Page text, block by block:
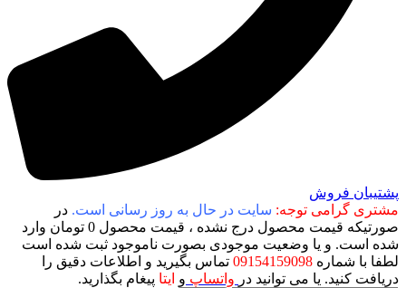
پشتیبان فروش
مشتری گرامی توجه: سایت در حال به روز رسانی است. در
صورتیکه قیمت محصول درج نشده ، قیمت محصول 0 تومان وارد
شده است. و یا وضعیت موجودی بصورت ناموجود ثبت شده است
لطفا با شماره 09154159098 تماس بگیرید و اطلاعات دقیق را
دریافت کنید. یا می توانید در واتساپ و ایتا پیغام بگذارید.